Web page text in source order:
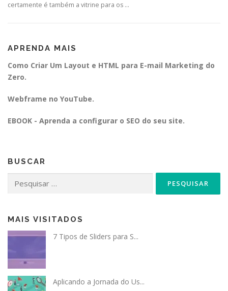
certamente é também a vitrine para os …
APRENDA MAIS
Como Criar Um Layout e HTML para E-mail Marketing do
Zero.
Webframe no YouTube.
EBOOK - Aprenda a configurar o SEO do seu site.
BUSCAR
por:
MAIS VISITADOS
7 Tipos de Sliders para S...
Aplicando a Jornada do Us...